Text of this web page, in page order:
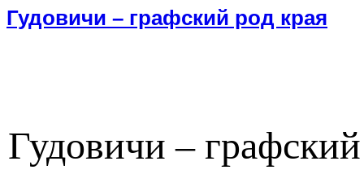
Гудовичи – графский род края
Гудовичи –